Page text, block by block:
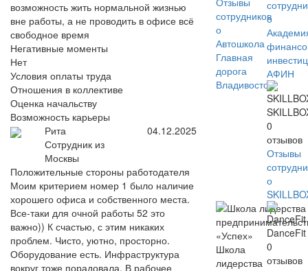
возможность жить нормальной жизнью
вне работы, а не проводить в офисе всё
свободное время
Негативные моменты
Нет
Условия оплаты труда
Отношения в коллективе
Оценка начальству
Возможность карьеры
Рита
Сотрудник из
Москвы
04.12.2025
Положительные стороны работодателя
Моим критерием номер 1 было наличие
хорошего офиса и собственного места.
Все-таки для очной работы 52 это
важно)) К счастью, с этим никаких
проблем. Чисто, уютно, просторно.
Оборудование есть. Инфраструктура
вокруг тоже порадовала. В рабочее
сотрудников
о
Автошкола
Главная
дорога
Владивосток
о
АФИН
0
отзывов
Отзывы
о
Школа
лидерства
DanceFit
0
отзывов